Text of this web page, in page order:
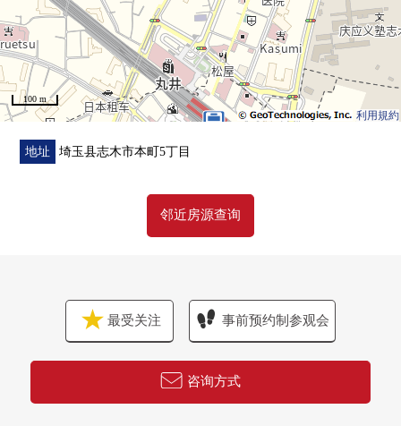
▼周边环境
・是便于通勤、上学的良好地理位置
・超市以及综合医院在步行范围以内，生活环境充实
■在找想要的家方面给予帮助的━━━━━・・・
房源的详细、需讨论是如有意向，请跟我们联系。
利用規約
100 m
地址 埼玉县志木市本町5丁目
邻近房源查询
最受关注 事前预约制参观会
咨询方式